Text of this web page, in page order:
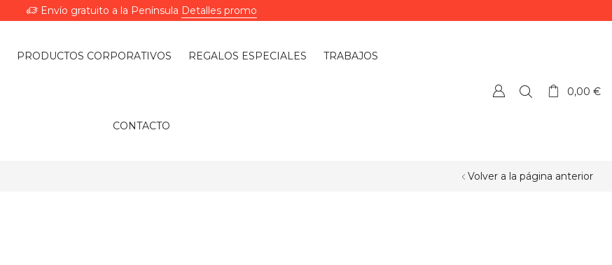
Envío gratuito a la Península Detalles promo
PRODUCTOS CORPORATIVOS REGALOS ESPECIALES TRABAJOS
CONTACTO
0,00€
Volver a la página anterior